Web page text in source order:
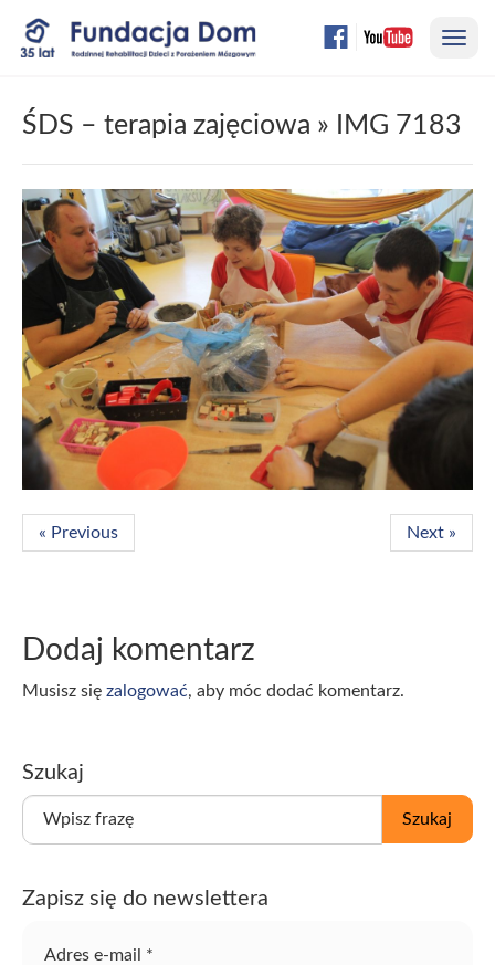
Przejdź
do
strony
ŚDS – terapia zajęciowa » IMG 7183
« Previous Next »
Dodaj komentarz
Musisz się zalogować, aby móc dodać komentarz.
Szukaj
W
z
Szukaj
Zapisz się do newslettera
Adres e-mail *